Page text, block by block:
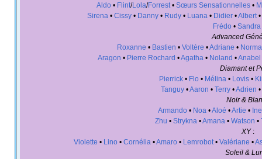
Aldo • Flint/Lola/Forrest• Sœurs Sensationnelles•
Sirena • Cissy • Danny • Rudy • Luana • Didier •Albert •
Frédo • Sandra
Advanced
Roxanne • Bastien • Voltère •Adriane •
Aragon • Pierre Rochard •Agatha • Noland •Anabel
Diamant et
Pierrick • Flo • Mélina • Lovis •
Tanguy•Aaron • Terry•Adrien •
Noir &
Armando • Noa •Aloé •Artie •
Zhu • Strykna •Amana • Watson •
XY :
Violette • Lino • Cornélia •Amaro • Lemrobot• Valériane •
Soleil &